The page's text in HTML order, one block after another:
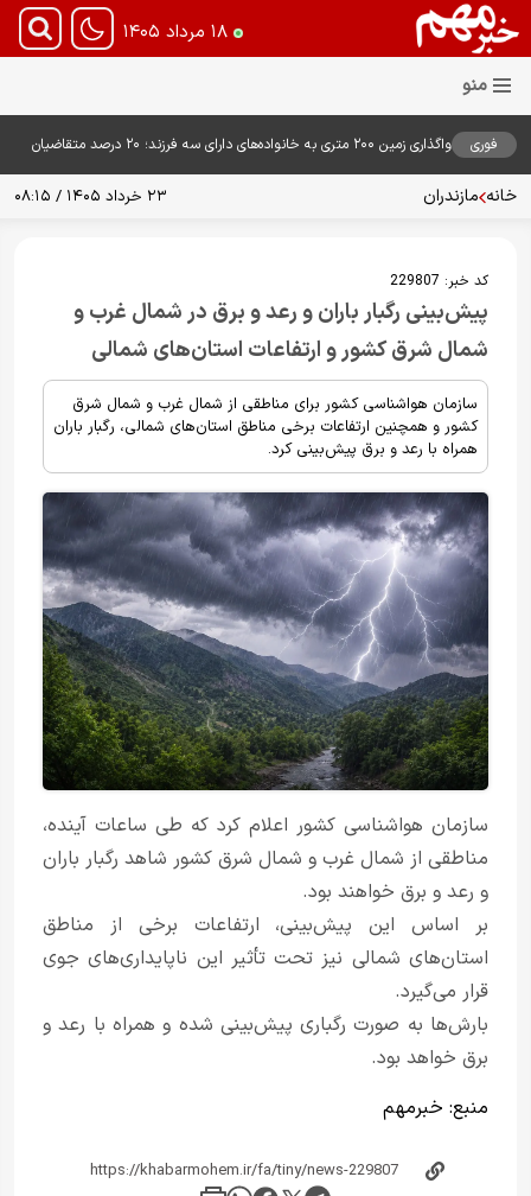
۱۸ مرداد ۱۴۰۵
فوری
واگذاری زمین ۲۰۰ متری به خانواده‌های دارای سه فرزند؛ ۲۰ درصد متقاضیان
خانه مازندران ۲۳ خرداد ۱۴۰۵ / ۰۸:۱۵
کد خبر: 229807
پیش‌بینی رگبار باران و رعد و برق در شمال غرب و
شمال شرق کشور و ارتفاعات استان‌های شمالی
سازمان هواشناسی کشور برای مناطقی از شمال غرب و شمال شرق
کشور و همچنین ارتفاعات برخی مناطق استان‌های شمالی، رگبار باران
همراه با رعد و برق پیش‌بینی کرد.
سازمان هواشناسی کشور اعلام کرد که طی ساعات آینده،
مناطقی از شمال غرب و شمال شرق کشور شاهد رگبار باران
و رعد و برق خواهند بود.
بر اساس این پیش‌بینی، ارتفاعات برخی از مناطق
استان‌های شمالی نیز تحت تأثیر این ناپایداری‌های جوی
قرار می‌گیرد.
بارش‌ها به صورت رگباری پیش‌بینی شده و همراه با رعد و
برق خواهد بود.
منبع: خبر‌مهم